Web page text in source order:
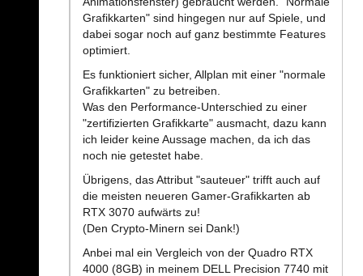
Grafikkarten" sind hingegen nur auf Spiele, und
dabei sogar noch auf ganz bestimmte Features
optimiert.
Es funktioniert sicher, Allplan mit einer "normale
Grafikkarten" zu betreiben.
Was den Performance-Unterschied zu einer
"zertifizierten Grafikkarte" ausmacht, dazu kann
ich leider keine Aussage machen, da ich das
noch nie getestet habe.
Übrigens, das Attribut "sauteuer" trifft auch auf
die meisten neueren Gamer-Grafikkarten ab
RTX 3070 aufwärts zu!
(Den Crypto-Minern sei Dank!)
Anbei mal ein Vergleich von der Quadro RTX
4000 (8GB) in meinem DELL Precision 7740 mit